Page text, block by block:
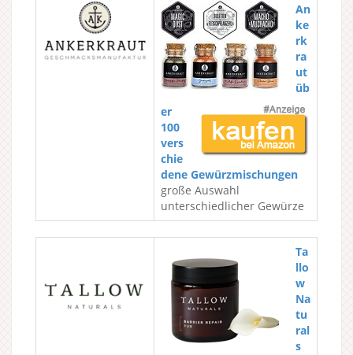
An
ke
rk
ra
ut
üb
er
100
vers
chie
dene Gewürzmischungen
große Auswahl
unterschiedlicher Gewürze
Ta
llo
w
Na
tu
ral
s